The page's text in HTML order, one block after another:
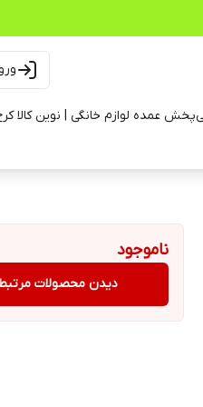
پخش عمده لوازم خانگی | نوین کالا
ناموجود
دیدن محصولات